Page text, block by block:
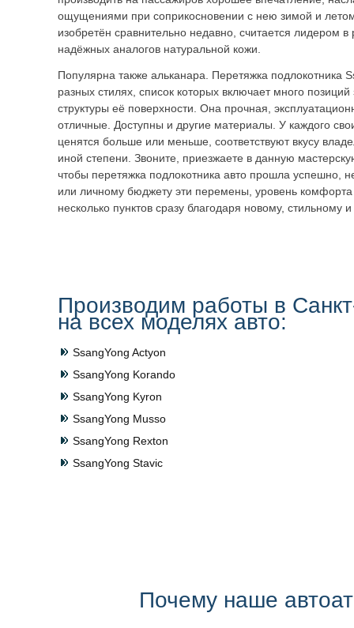
ощущениями при соприкосновении с нею зимой и
изобретён сравнительно недавно, считается лидером в
надёжных аналогов натуральной кожи.
Популярна также альканара. Перетяжка подлокотника
разных стилях, список которых включает много позиций
структуры её поверхности. Она прочная,
отличные. Доступны и другие материалы. У каждого
ценятся больше или меньше, соответствуют вкусу
иной степени. Звоните, приезжаете в данную
чтобы перетяжка подлокотника авто прошла успешно,
или личному бюджету эти перемены, уровень
несколько пунктов сразу благодаря новому, стильному
Производим работы в
на всех моделях авто:
SsangYong Actyon
SsangYong Korando
SsangYong Kyron
SsangYong Musso
SsangYong Rexton
SsangYong Stavic
Почему наше